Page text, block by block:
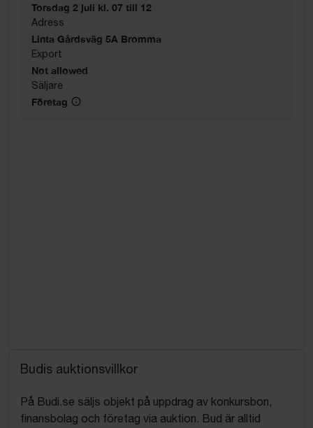
Torsdag 2 juli kl. 07 till 12
Adress
Linta Gårdsväg 5A Bromma
Export
Not allowed
Säljare
Företag
Budis auktionsvillkor
På Budi.se säljs objekt på uppdrag av konkursbon,
finansbolag och företag via auktion. Bud är alltid